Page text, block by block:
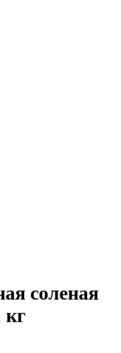
соленая
кг